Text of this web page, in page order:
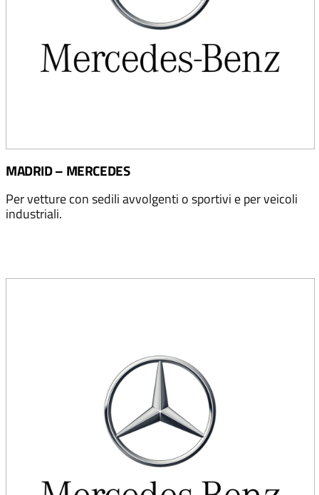
MADRID – MERCEDES
Per vetture con sedili avvolgenti o sportivi e per veicoli
industriali.